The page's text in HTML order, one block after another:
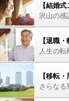
【結婚
沢山の感
【退職
人生の
【移転
さらなる